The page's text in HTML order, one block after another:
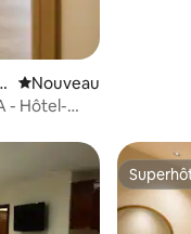
Nouvel hébergement
Nouveau
- Hôtel-